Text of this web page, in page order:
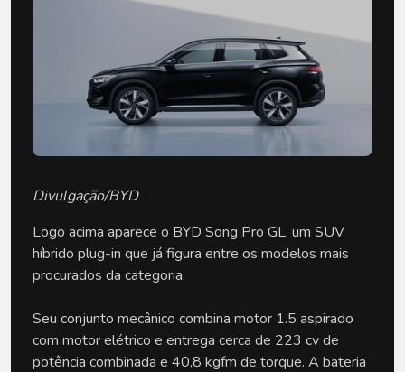
Divulgação/BYD
Logo acima aparece o BYD Song Pro GL, um SUV
híbrido plug-in que já figura entre os modelos mais
procurados da categoria.
Seu conjunto mecânico combina motor 1.5 aspirado
com motor elétrico e entrega cerca de 223 cv de
potência combinada e 40,8 kgfm de torque. A bateria